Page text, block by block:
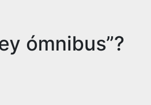
ómnibus”?